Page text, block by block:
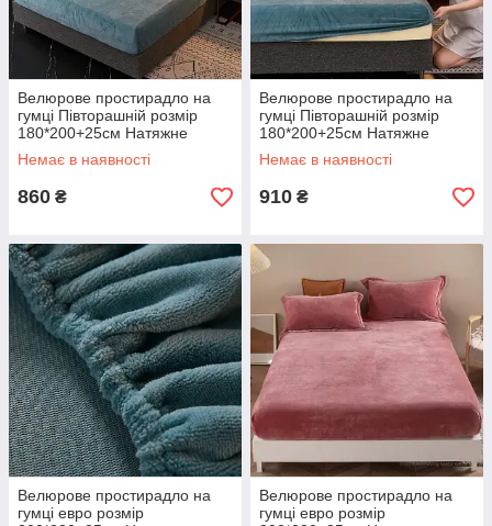
Велюрове простирадло на
гумці Півторашній розмір
180*200+25см Натяжне
простирадло на матрац або
диван
Немає в наявності
860 ₴
Велюрове простирадло на
гумці Півторашній розмір
180*200+25см Натяжне
простирадло на матрац або
диван
Немає в наявності
910 ₴
Велюрове простирадло на
гумці евро розмір
Велюрове простирадло на
гумці евро розмір